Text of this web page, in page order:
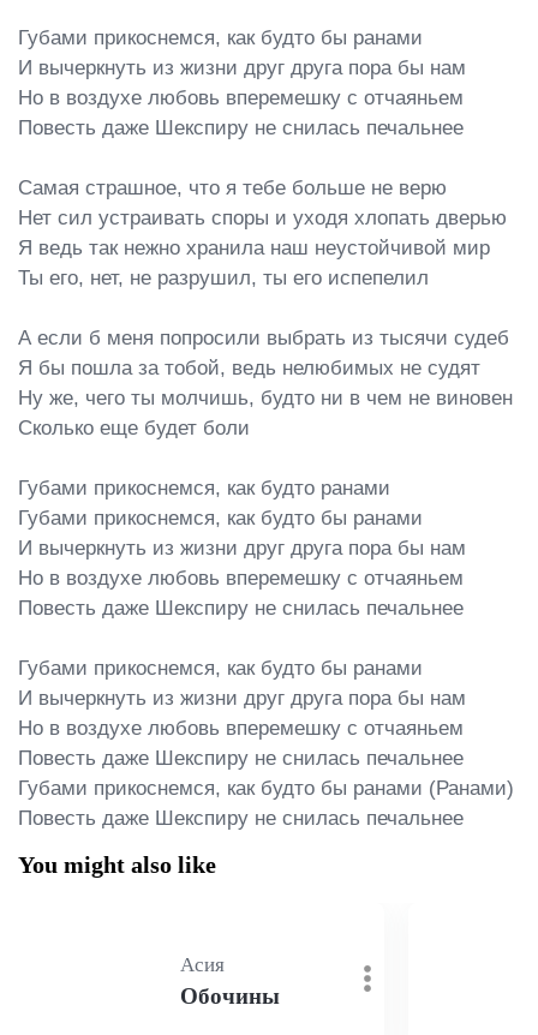
Губами прикоснемся, как будто бы ранами
И вычеркнуть из жизни друг друга пора бы нам
Но в воздухе любовь вперемешку с отчаяньем
Повесть даже Шекспиру не снилась печальнее
Самая страшное, что я тебе больше не верю
Нет сил устраивать споры и уходя хлопать дверью
Я ведь так нежно хранила наш неустойчивой мир
Ты его, нет, не разрушил, ты его испепелил
А если б меня попросили выбрать из тысячи судеб
Я бы пошла за тобой, ведь нелюбимых не судят
Ну же, чего ты молчишь, будто ни в чем не виновен
Сколько еще будет боли
Губами прикоснемся, как будто ранами
Губами прикоснемся, как будто бы ранами
И вычеркнуть из жизни друг друга пора бы нам
Но в воздухе любовь вперемешку с отчаяньем
Повесть даже Шекспиру не снилась печальнее
Губами прикоснемся, как будто бы ранами
И вычеркнуть из жизни друг друга пора бы нам
Но в воздухе любовь вперемешку с отчаяньем
Повесть даже Шекспиру не снилась печальнее
Губами прикоснемся, как будто бы ранами (Ранами)
Повесть даже Шекспиру не снилась печальнее
You might also like
Асия
Обочины